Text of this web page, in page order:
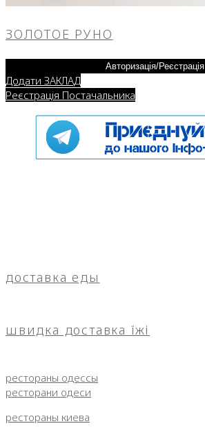
ЗОЛОТОЕ РУНО
Авторизація/Реєстрація
Додати ЗАКЛАД
Реєстрація Постачальника
доставка еды
швидка доставка їжі
рестораны одессы
ресторани одеси
рестораны киева